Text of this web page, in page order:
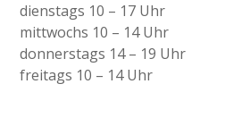
dienstags 10 – 17 Uhr
mittwochs 10 – 14 Uhr
donnerstags 14 – 19 Uhr
freitags 10 – 14 Uhr